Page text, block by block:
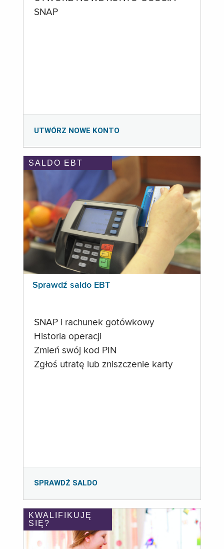
SNAP
UTWÓRZ NOWE KONTO
SALDO EBT
Sprawdź saldo EBT
SNAP i rachunek gotówkowy
Historia operacji
Zmień swój kod PIN
Zgłoś utratę lub zniszczenie karty
SPRAWDŹ SALDO
KWALIFIKUJĘ
SIĘ?